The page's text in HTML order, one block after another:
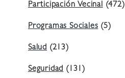
Participación Vecinal (472)
Programas Sociales (5)
Salud (213)
Seguridad (131)